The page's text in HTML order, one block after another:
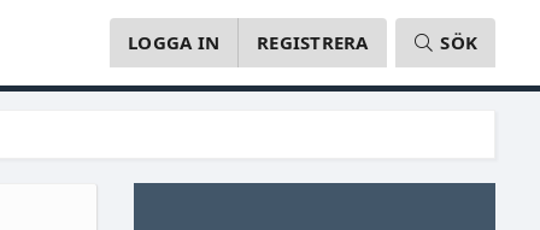
LOGGA IN REGISTRERA SÖK